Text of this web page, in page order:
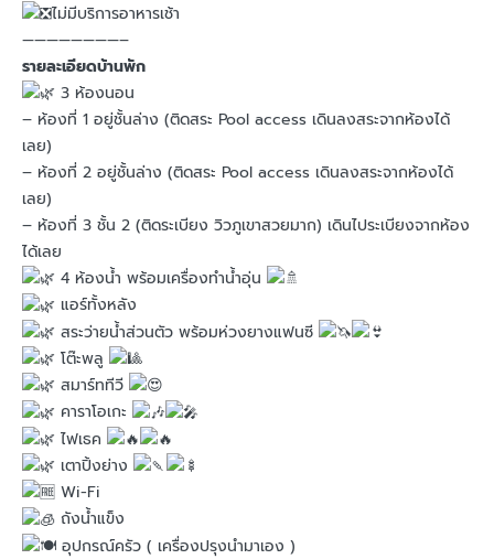
ไม่มีบริการอาหารเช้า
————————–
รายละเอียดบ้านพัก
3 ห้องนอน
– ห้องที่ 1 อยู่ชั้นล่าง (ติดสระ Pool access เดินลงสระจากห้องได้
เลย)
– ห้องที่ 2 อยู่ชั้นล่าง (ติดสระ Pool access เดินลงสระจากห้องได้
เลย)
– ห้องที่ 3 ชั้น 2 (ติดระเบียง วิวภูเขาสวยมาก) เดินไประเบียงจากห้อง
ได้เลย
4 ห้องน้ำ พร้อมเครื่องทำน้ำอุ่น
แอร์ทั้งหลัง
สระว่ายน้ำส่วนตัว พร้อมห่วงยางแฟนซี
โต๊ะพลู
สมาร์ททีวี
คาราโอเกะ
ไฟเธค
เตาปิ้งย่าง
Wi-Fi
ถังน้ำแข็ง
อุปกรณ์ครัว ( เครื่องปรุงนำมาเอง )